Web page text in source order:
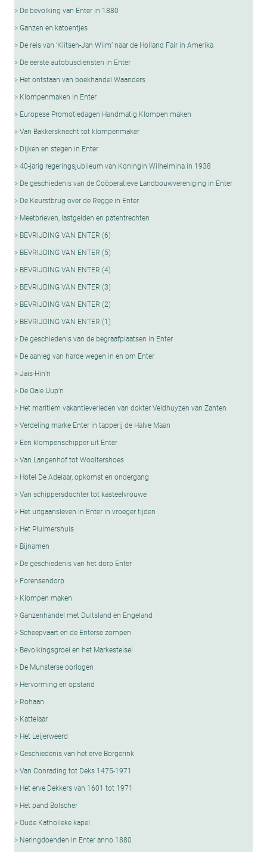
De bevolking van Enter in 1880
Ganzen en katoentjes
De reis van ‘Klitsen-Jan Wilm’ naar de Holland Fair in Amerika
De eerste autobusdiensten in Enter
Het ontstaan van boekhandel Waanders
Klompenmaken in Enter
Europese Promotiedagen Handmatig Klompen maken
Van Bakkersknecht tot klompenmaker
Dijken en stegen in Enter
40-jarig regeringsjubileum van Koningin Wilhelmina in 1938
De geschiedenis van de Coöperatieve Landbouwvereniging in Enter
De Keurstbrug over de Regge in Enter
Meetbrieven, lastgelden en patentrechten
BEVRIJDING VAN ENTER (6)
BEVRIJDING VAN ENTER (5)
BEVRIJDING VAN ENTER (4)
BEVRIJDING VAN ENTER (3)
BEVRIJDING VAN ENTER (2)
BEVRIJDING VAN ENTER (1)
De geschiedenis van de begraafplaatsen in Enter
De aanleg van harde wegen in en om Enter
Jais-Hin’n
De Oale Uup’n
Het maritiem vakantieverleden van dokter Veldhuyzen van Zanten
Verdeling marke Enter in tapperij de Halve Maan
Een klompenschipper uit Enter
Van Langenhof tot Wooltershoes
Hotel De Adelaar, opkomst en ondergang
Van schippersdochter tot kasteelvrouwe
Het uitgaansleven in Enter in vroeger tijden
Het Pluimershuis
Bijnamen
De geschiedenis van het dorp Enter
Forensendorp
Klompen maken
Ganzenhandel met Duitsland en Engeland
Scheepvaart en de Enterse zompen
Bevolkingsgroei en het Markestelsel
De Munsterse oorlogen
Hervorming en opstand
Rohaan
Kattelaar
Het Leijerweerd
Geschiedenis van het erve Borgerink
Van Conrading tot Deks 1475-1971
Het erve Dekkers van 1601 tot 1971
Het pand Bolscher
Oude Katholieke kapel
Neringdoenden in Enter anno 1880